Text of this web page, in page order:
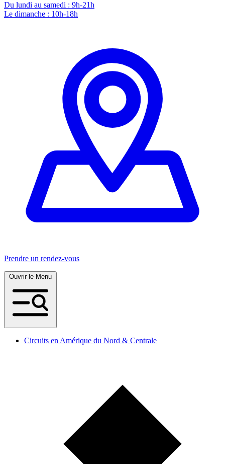
Du lundi au samedi : 9h-21h
Le dimanche : 10h-18h
Prendre un rendez-vous
Circuits en Amérique du Nord & Centrale